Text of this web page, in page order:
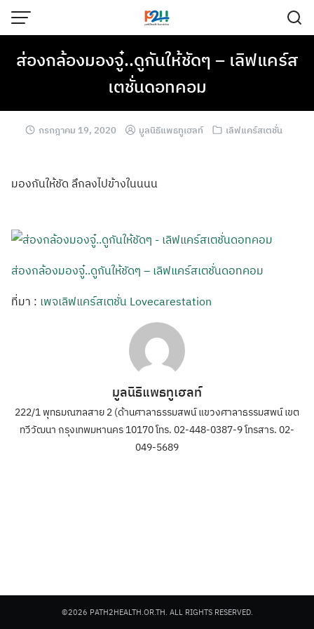
ส่องกล้องมองจู๋..ดูกันให้ชัดๆ – เลิฟแคร์ส
เตชั่นดอทคอม
กรกฎาคม 19, 2020 มูลนิธิแพธทูเฮลท์ เลิฟแคร์สเตชั่น
มองกันให้ชัด ลึกลงไปข้างในนนน
ส่องกล้องมองจู๋..ดูกันให้ชัดๆ – เลิฟแคร์สเตชั่นดอทคอม
ที่มา : เพจเลิฟแคร์สเตชั่น Lovecarestation
มูลนิธิแพธทูเฮลท์
222/1 พุทธมณฑลสาย 2 (ด้านศาลาธรรมสพน์ แขวงศาลาธรรมสพน์ เขต
ทวีวัฒนา กรุงเทพมหานคร 10170 โทร. 02-448-0387-9 โทรสาร. 02-
049-5689
©2026 PATH2HEALTH.OR.TH. ALL RIGHTS RESERVED.